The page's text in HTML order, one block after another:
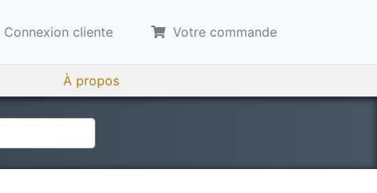
Connexion cliente Votre commande
À propos